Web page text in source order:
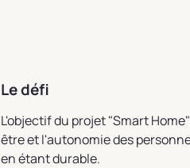
Le défi
L'objectif du projet "Smart
être et l'autonomie des
en étant durable.